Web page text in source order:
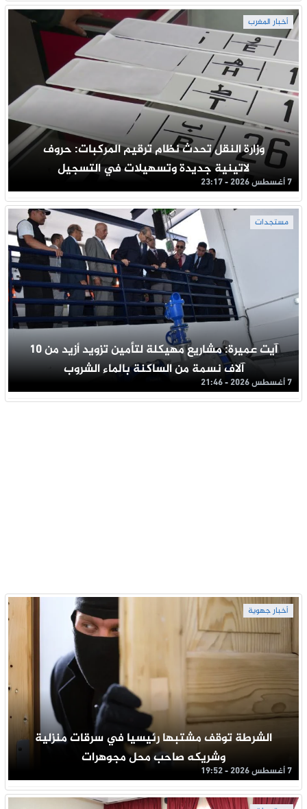
أخبار المغرب
وزارة النقل تحدث نظام ترقيم المركبات: حروف
لاتينية جديدة وتسهيلات في التسجيل
7 أغسطس 2026 - 23:17
مستجدات
آيت عميرة: مشاريع مهيكلة لتأمين تزويد أزيد من 10
آلاف نسمة من الساكنة بالماء الشروب
7 أغسطس 2026 - 21:46
أخبار جهوية
الشرطة توقف مشتبها رئيسيا في سرقات منزلية
وشريكه صاحب محل مجوهرات
7 أغسطس 2026 - 19:52